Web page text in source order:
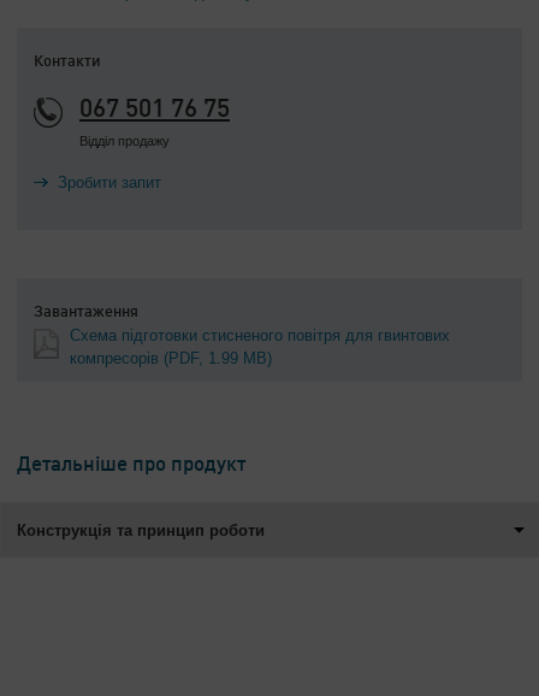
Контакти
067 501 76 75
Відділ продажу
Зробити запит
Завантаження
Схема підготовки стисненого повітря для гвинтових
компресорів (PDF, 1.99 MB)
Детальніше про продукт
Конструкція та принцип роботи